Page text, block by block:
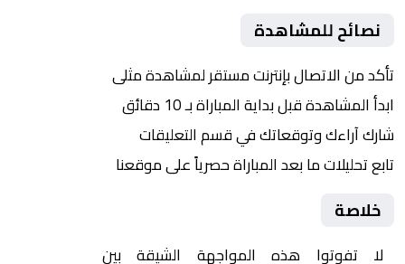
نصائح للمشاهدة
تأكد من الاتصال بإنترنت مستقر لمشاهدة مثلى
ابدأ المشاهدة قبل بداية المباراة بـ 10 دقائق
شارك آراءك وتوقعاتك في قسم التعليقات
تابع تحليلات ما بعد المباراة حصرياً على موقعنا
خلاصة
لا تفوتوا هذه المواجهة الشيقة بين